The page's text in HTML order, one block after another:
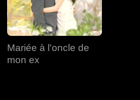
EP 29 EP 30
Mariée à l'oncle de
mon ex